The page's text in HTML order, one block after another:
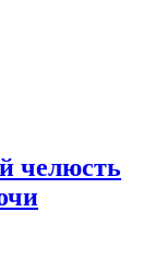
челюсть